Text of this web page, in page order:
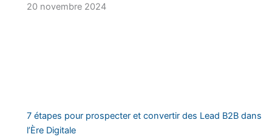
20 novembre 2024
7 étapes pour prospecter et convertir des Lead B2B dans
l’Ère Digitale